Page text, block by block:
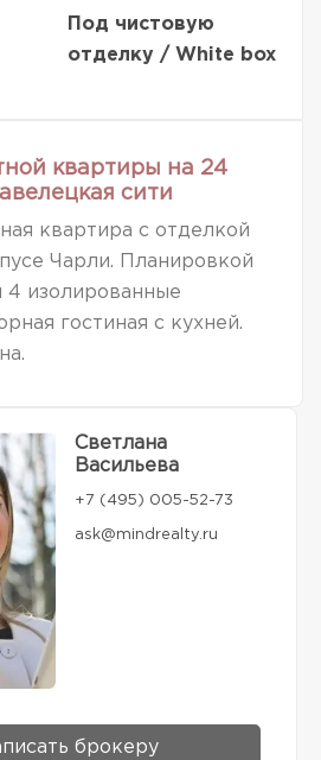
Под чистовую
отделку / White box
квартиры на 24
сити
квартира с отделкой
Чарли. Планировкой
4 изолированные
гостиная с кухней.
Светлана
Васильева
+7 (495) 005-52-73
ask@mindrealty.ru
брокеру